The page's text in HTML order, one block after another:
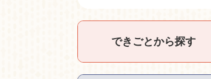
できごとから探す